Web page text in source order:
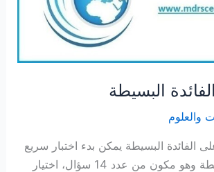
البسيطة
والعلوم
الفائدة البسيطة يمكن بدء اختبار سريع
على الفائدة البسيطة وهو مكون من عدد 14 سؤال، اختيار